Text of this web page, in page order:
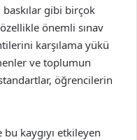
baskılar gibi birçok
önemli sınav
karşılama yükü
ve toplumun
öğrencilerin
kaygıyı etkileyen